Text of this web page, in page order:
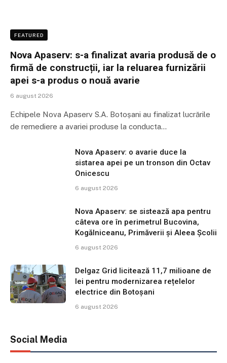
FEATURED
Nova Apaserv: s-a finalizat avaria produsă de o
firmă de construcții, iar la reluarea furnizării
apei s-a produs o nouă avarie
6 august 2026
Echipele Nova Apaserv S.A. Botoșani au finalizat lucrările
de remediere a avariei produse la conducta…
Nova Apaserv: o avarie duce la
sistarea apei pe un tronson din Octav
Onicescu
6 august 2026
Nova Apaserv: se sistează apa pentru
câteva ore în perimetrul Bucovina,
Kogălniceanu, Primăverii și Aleea Școlii
6 august 2026
Delgaz Grid licitează 11,7 milioane de
lei pentru modernizarea rețelelor
electrice din Botoșani
6 august 2026
Social Media